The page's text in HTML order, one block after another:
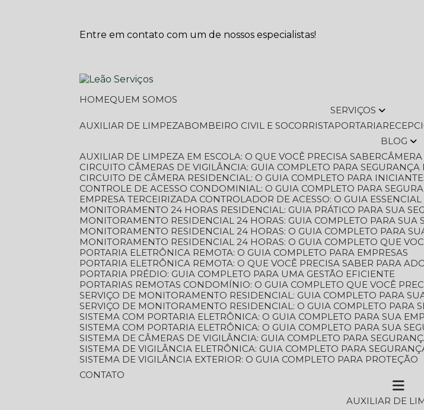
Entre em contato com um de nossos especialistas!
HOME
QUEM SOMOS
SERVIÇOS
AUXILIAR DE LIMPEZA
BOMBEIRO CIVIL E SOCORRISTA PORTARIA
BLOG
AUXILIAR DE LIMPEZA EM ESCOLA: O QUE VOCÊ PRECISA SABER
CIRCUITO CÂMERAS DE VIGILÂNCIA: GUIA COMPLETO PARA SEGURANÇA
CIRCUITO DE CÂMERA RESIDENCIAL: O GUIA COMPLETO PARA
CONTROLE DE ACESSO CONDOMINIAL: O GUIA COMPLETO PARA
EMPRESA TERCEIRIZADA CONTROLADOR DE ACESSO: O GUIA ESSENCIAL
MONITORAMENTO 24 HORAS RESIDENCIAL: GUIA PRÁTICO PARA SUA
MONITORAMENTO RESIDENCIAL 24 HORAS: GUIA COMPLETO PARA SUA
MONITORAMENTO RESIDENCIAL 24 HORAS: O GUIA COMPLETO PARA
MONITORAMENTO RESIDENCIAL 24 HORAS: O GUIA COMPLETO QUE
PORTARIA ELETRÔNICA REMOTA: O GUIA COMPLETO PARA EMPRESAS
PORTARIA ELETRÔNICA REMOTA: O QUE VOCÊ PRECISA SABER PARA
PORTARIA PRÉDIO: GUIA COMPLETO PARA UMA GESTÃO EFICIENTE
PORTARIAS REMOTAS CONDOMÍNIO: O GUIA COMPLETO QUE VOCÊ
SERVIÇO DE MONITORAMENTO RESIDENCIAL: GUIA COMPLETO PARA
SERVIÇO DE MONITORAMENTO RESIDENCIAL: O GUIA COMPLETO PARA
SISTEMA COM PORTARIA ELETRÔNICA: O GUIA COMPLETO PARA SUA
SISTEMA COM PORTARIA ELETRÔNICA: O GUIA COMPLETO PARA SUA
SISTEMA DE CÂMERAS DE VIGILÂNCIA: GUIA COMPLETO PARA
SISTEMA DE VIGILÂNCIA ELETRÔNICA: GUIA COMPLETO PARA
SISTEMA DE VIGILÂNCIA EXTERIOR: O GUIA COMPLETO PARA PROTEÇÃO
CONTATO
AUXILIAR DE